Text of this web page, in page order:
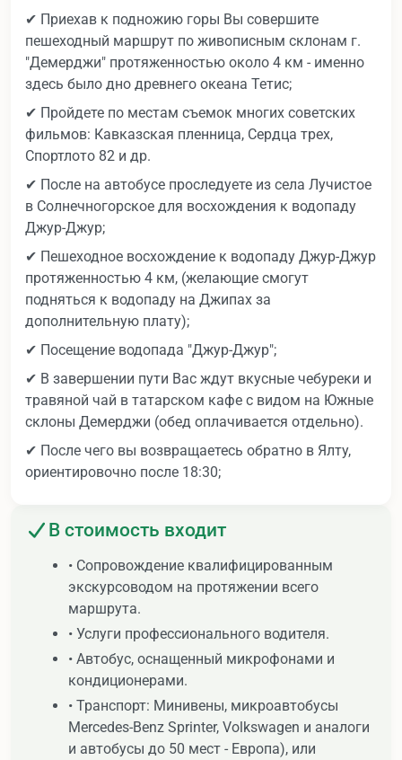
✔ Приехав к подножию горы Вы совершите
пешеходный маршрут по живописным склонам г.
"Демерджи" протяженностью около 4 км - именно
здесь было дно древнего океана Тетис;
✔ Пройдете по местам съемок многих советских
фильмов: Кавказская пленница, Сердца трех,
Спортлото 82 и др.
✔ После на автобусе проследуете из села Лучистое
в Солнечногорское для восхождения к водопаду
Джур-Джур;
✔ Пешеходное восхождение к водопаду Джур-Джур
протяженностью 4 км, (желающие смогут
подняться к водопаду на Джипах за
дополнительную плату);
✔ Посещение водопада "Джур-Джур";
✔ В завершении пути Вас ждут вкусные чебуреки и
травяной чай в татарском кафе с видом на Южные
склоны Демерджи (обед оплачивается отдельно).
✔ После чего вы возвращаетесь обратно в Ялту,
ориентировочно после 18:30;
В стоимость входит
• Сопровождение квалифицированным
экскурсоводом на протяжении всего
маршрута.
• Услуги профессионального водителя.
• Автобус, оснащенный микрофонами и
кондиционерами.
• Транспорт: Минивены, микроавтобусы
Mercedes-Benz Sprinter, Volkswagen и аналоги
и автобусы до 50 мест - Европа), или